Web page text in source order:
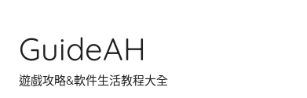
content
GuideAH
遊戲攻略&軟件生活教程大全